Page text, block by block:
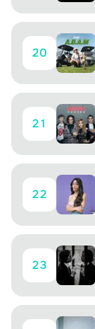
20
21
22
23